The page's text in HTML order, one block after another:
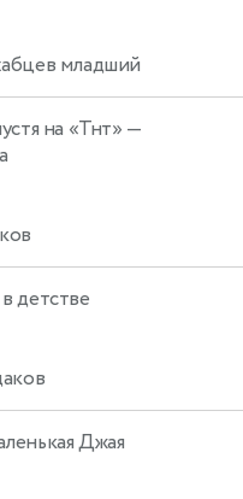
младший
на «Тнт» —
детстве
Джая